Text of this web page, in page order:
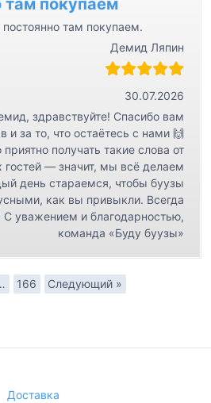
там покупаем
там покупаем.
Демид Ляпин
30.07.2026
здравствуйте! Спасибо вам
и за то, что остаётесь с нами 🙌
получать такие слова от
гостей — значит, мы всё делаем
день стараемся, чтобы буузы
как вы привыкли. Всегда
С уважением и благодарностью,
команда «Буду буузы»
166 Следующий »
Доставка